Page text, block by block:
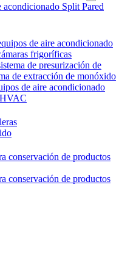
acondicionado Split Pared
de aire acondicionado
frigoríficas
de presurización de
de extracción de monóxido
de aire acondicionado
conservación de productos
conservación de productos